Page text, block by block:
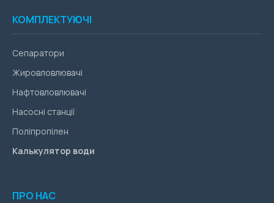
КОМПЛЕКТУЮЧІ
Сепаратори
Жировловлювачі
Нафтовловлювачі
Насосні станції
Поліпропілен
Калькулятор води
ПРО НАС